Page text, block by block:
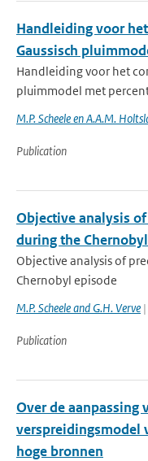
Handleiding voor
Gaussisch
Handleiding voor het
pluimmodel met
M.P. Scheele en A.A.M.
Publication
Objective analysis
during the
Objective analysis of
Chernobyl episode
M.P. Scheele and G.H. Verve
Publication
Over de aanpassing
verspreidingsmodel
hoge bronnen